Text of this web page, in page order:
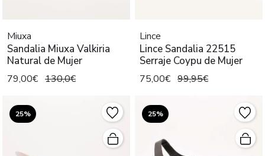
Miuxa
Sandalia Miuxa Valkiria
Natural de Mujer
79,00€ 130,0€
Lince
Lince Sandalia 22515
Serraje Coypu de Mujer
75,00€ 99,95€
25% 25%